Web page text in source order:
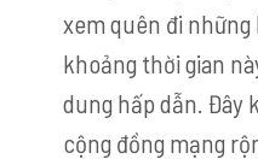
xem quên đi
khoảng thời gian
dung hấp dẫn. Đây
cộng đồng mạng